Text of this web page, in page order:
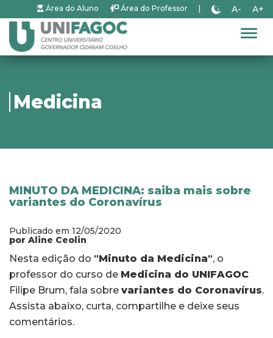
Área do Aluno Área do Professor A- A+
Medicina
MINUTO DA MEDICINA: saiba mais sobre
variantes do Coronavírus
Publicado em 12/05/2020
por Aline Ceolin
Nesta edição do "Minuto da Medicina", o
professor do curso de Medicina do UNIFAGOC
Filipe Brum, fala sobre variantes do Coronavírus.
Assista abaixo, curta, compartilhe e deixe seus
comentários.